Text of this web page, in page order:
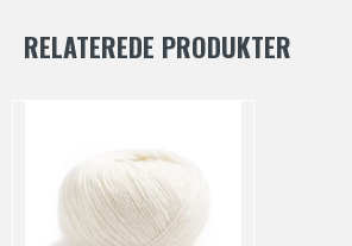
RELATEREDE PRODUKTER